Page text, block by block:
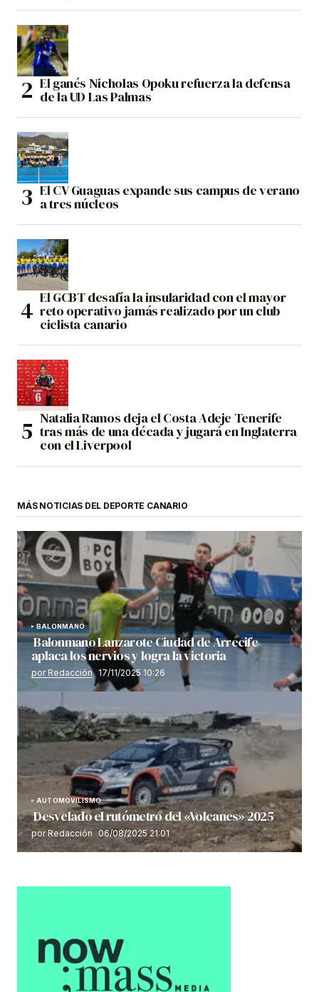
El ganés Nicholas Opoku refuerza la defensa
de la UD Las Palmas
El CV Guaguas expande sus campus de verano
a tres núcleos
El GCBT desafía la insularidad con el mayor
reto operativo jamás realizado por un club
ciclista canario
Natalia Ramos deja el Costa Adeje Tenerife
tras más de una década y jugará en Inglaterra
con el Liverpool
MÁS NOTICIAS DEL DEPORTE CANARIO
BALONMANO
Balonmano Lanzarote Ciudad de Arrecife
aplaca los nervios y logra la victoria
por Redacción 17/11/2025 10:26
AUTOMOVILISMO
Desvelado el rutómetro del «Volcanes» 2025
por Redacción 06/08/2025 21:01